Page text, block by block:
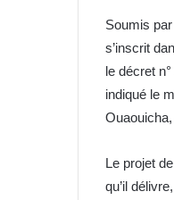
Soumis
s’inscrit
le décret
indiqué le
Le projet
qu’il